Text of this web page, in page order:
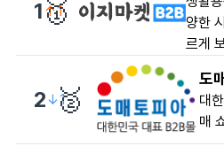
1 ↑1
🥇
양한
르게
2↓1🥈
도
대
매